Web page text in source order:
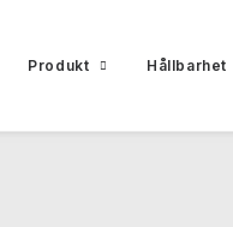
Produkt Hållbarhet